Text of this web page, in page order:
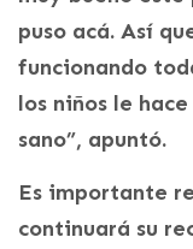
puso acá. Así
funcionando
los niños le
sano”, apuntó.
Es importante
continuará su